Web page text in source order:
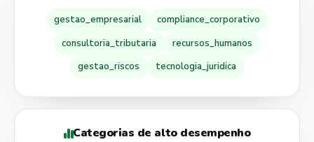
gestao_empresarial
compliance_corporativo
consultoria_tributaria
recursos_humanos
gestao_riscos
tecnologia_juridica
Categorias de alto desempenho